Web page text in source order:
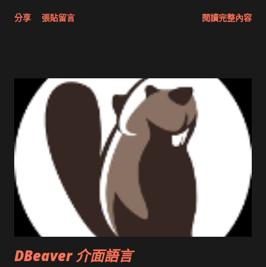
圖治推動改革 Wait and see 國內某SOC疑遭駭客入侵 大砲開講
分享 張貼留言 閱讀完整內容
DBeaver 介面語言